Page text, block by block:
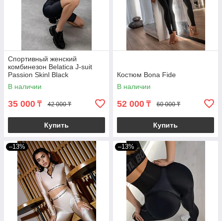
Спортивный женский
комбинезон Belatica J-suit
Passion Skinl Black
В наличии
35 000 ₸ 42 000 ₸
Купить
Костюм Bona Fide
В наличии
52 000 ₸ 60 000 ₸
Купить
–13% –13%